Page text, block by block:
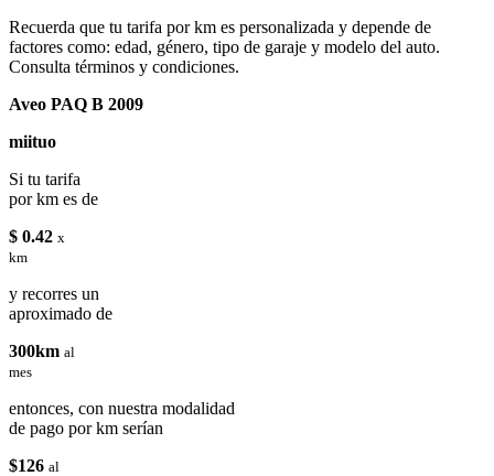
Recuerda que tu tarifa por km es personalizada y depende de
factores como: edad, género, tipo de garaje y modelo del auto.
Consulta términos y condiciones.
Aveo PAQ B 2009
miituo
Si tu tarifa
por km es de
$ 0.42 x
km
y recorres un
aproximado de
300km al
mes
entonces, con nuestra modalidad
de pago por km serían
$126 al